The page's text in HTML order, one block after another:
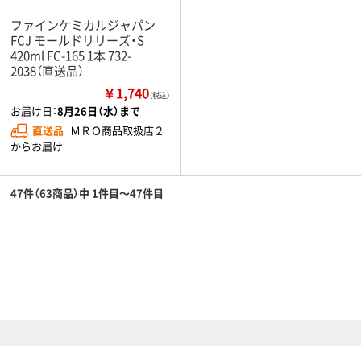
ファインケミカルジャパン
FCJ モールドリリーズ・S
420ml FC-165 1本 732-
2038（直送品）
￥1,740（税込）
お届け日：8月26日（水）まで
直送品 ＭＲＯ商品取扱店２
からお届け
47件（63商品）中 1件目～47件目